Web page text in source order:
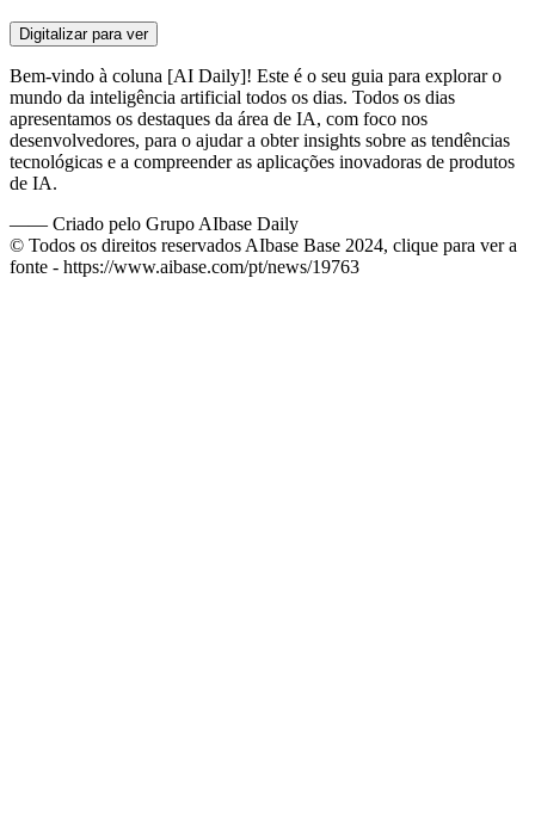
Digitalizar para ver
Bem-vindo à coluna [AI Daily]! Este é o seu guia para explorar o
mundo da inteligência artificial todos os dias. Todos os dias
apresentamos os destaques da área de IA, com foco nos
desenvolvedores, para o ajudar a obter insights sobre as tendências
tecnológicas e a compreender as aplicações inovadoras de produtos
de IA.
—— Criado pelo Grupo AIbase Daily
© Todos os direitos reservados AIbase Base 2024, clique para ver a
fonte - https://www.aibase.com/pt/news/19763